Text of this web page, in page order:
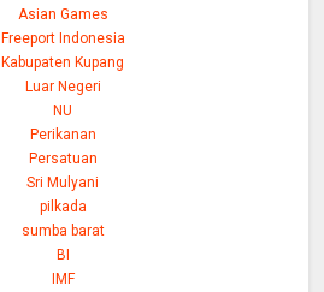
Asian Games
Freeport Indonesia
Kabupaten Kupang
Luar Negeri
NU
Perikanan
Persatuan
Sri Mulyani
pilkada
sumba barat
BI
IMF